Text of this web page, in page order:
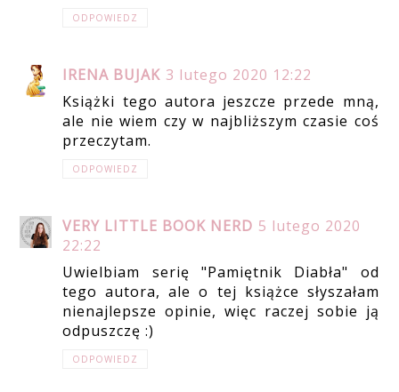
ODPOWIEDZ
IRENA BUJAK 3 lutego 2020 12:22
Książki tego autora jeszcze przede mną,
ale nie wiem czy w najbliższym czasie coś
przeczytam.
ODPOWIEDZ
VERY LITTLE BOOK NERD 5 lutego 2020
22:22
Uwielbiam serię "Pamiętnik Diabła" od
tego autora, ale o tej książce słyszałam
nienajlepsze opinie, więc raczej sobie ją
odpuszczę :)
ODPOWIEDZ